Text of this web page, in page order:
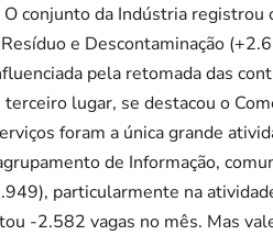
conjunto da Indústria
e Descontaminação
pela retomada das
lugar, se destacou o
foram a única grande
de Informação,
particularmente na
-2.582 vagas no mês. Mas